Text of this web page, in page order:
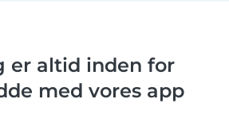
er altid inden for
med vores app